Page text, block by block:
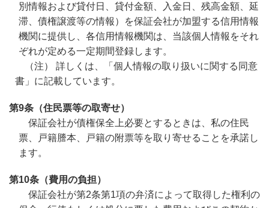
別情報および貸付日、貸付金額、入金日、残高金額、延
滞、債権譲渡等の情報）を保証会社が加盟する信用情報
機関に提供し、各信用情報機関は、当該個人情報をそれ
ぞれが定める一定期間登録します。
（注） 詳しくは、「個人情報の取り扱いに関する同意
書」に記載しています。
第9条（住民票等の取寄せ）
保証会社が債権保全上必要とするときは、私の住民
票、戸籍謄本、戸籍の附票等を取り寄せることを承諾し
ます。
第10条（費用の負担）
保証会社が第2条第1項の弁済によって取得した権利の